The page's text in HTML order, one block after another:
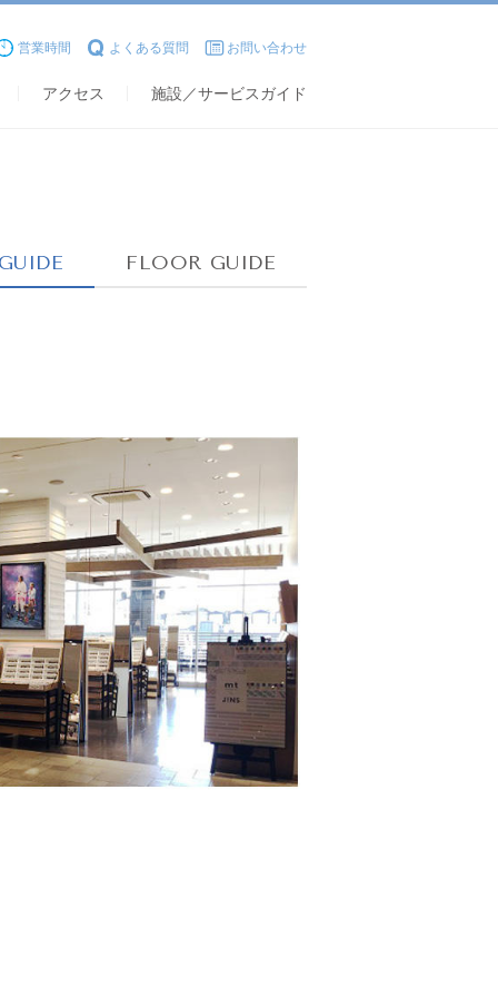
営業時間 よくある質問 お問い合わせ
アクセス 施設／サービスガイド
FLOOR GUIDE